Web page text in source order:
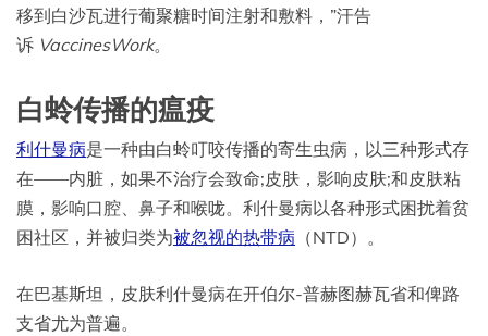
移到白沙瓦进行葡聚糖时间注射和敷料，”汗告
诉 VaccinesWork。
白蛉传播的瘟疫
利什曼病是一种由白蛉叮咬传播的寄生虫病，以三种形式存
在——内脏，如果不治疗会致命;皮肤，影响皮肤;和皮肤粘
膜，影响口腔、鼻子和喉咙。利什曼病以各种形式困扰着贫
困社区，并被归类为被忽视的热带病 （NTD）。
在巴基斯坦，皮肤利什曼病在开伯尔-普赫图赫瓦省和俾路
支省尤为普遍。